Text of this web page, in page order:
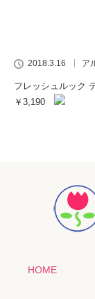
2018.3.16 ア
フレッシュルック
￥3,190
HOME